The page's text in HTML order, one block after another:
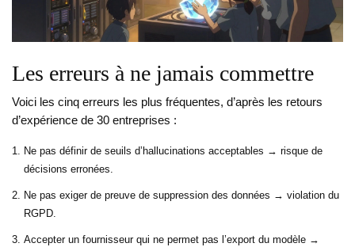
Les erreurs à ne jamais commettre
Voici les cinq erreurs les plus fréquentes, d’après les retours
d’expérience de 30 entreprises :
Ne pas définir de seuils d’hallucinations acceptables → risque de
décisions erronées.
Ne pas exiger de preuve de suppression des données → violation du
RGPD.
Accepter un fournisseur qui ne permet pas l’export du modèle →